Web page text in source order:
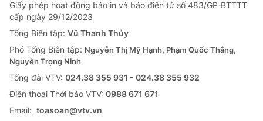
Sản phẩm
Thị trường
Tư vấn
Lịch phát sóng
Chuyên mục khác
Emagazine Podcast
Giấy phép hoạt động báo in và báo điện tử số 483/GP-BTTTT
cấp ngày 29/12/2023
Tổng Biên tập: Vũ Thanh Thủy
Phó Tổng Biên tập: Nguyễn Thị Mỹ Hạnh, Phạm Quốc Thắng,
Nguyễn Trọng Ninh
Tổng đài VTV: 024.38 355 931 - 024.38 355 932
Ðiện thoại Thời báo VTV: 0988 671 671
Email: toasoan@vtv.vn